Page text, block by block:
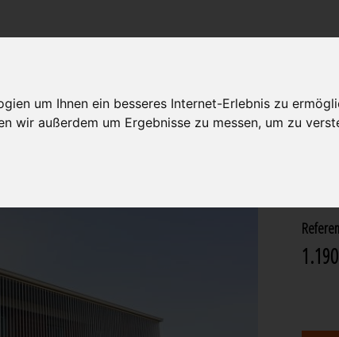
um Ihnen ein besseres Internet-Erlebnis zu
wir außerdem um Ergebnisse zu messen, um zu